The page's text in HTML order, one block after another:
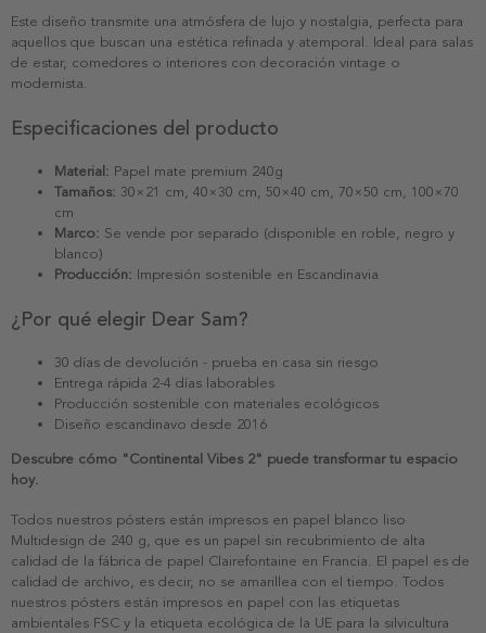
Este diseño transmite una atmósfera de lujo y nostalgia, perfecta para
aquellos que buscan una estética refinada y atemporal. Ideal para salas
de estar, comedores o interiores con decoración vintage o
modernista.
Especificaciones del producto
Material: Papel mate premium 240g
Tamaños: 30×21 cm, 40×30 cm, 50×40 cm, 70×50 cm, 100×70
cm
Marco: Se vende por separado (disponible en roble, negro y
blanco)
Producción: Impresión sostenible en Escandinavia
¿Por qué elegir Dear Sam?
30 días de devolución - prueba en casa sin riesgo
Entrega rápida 2-4 días laborables
Producción sostenible con materiales ecológicos
Diseño escandinavo desde 2016
Descubre cómo "Continental Vibes 2" puede transformar tu espacio
hoy.
Todos nuestros pósters están impresos en papel blanco liso
Multidesign de 240 g, que es un papel sin recubrimiento de alta
calidad de la fábrica de papel Clairefontaine en Francia. El papel es de
calidad de archivo, es decir, no se amarillea con el tiempo. Todos
nuestros pósters están impresos en papel con las etiquetas
ambientales FSC y la etiqueta ecológica de la UE para la silvicultura